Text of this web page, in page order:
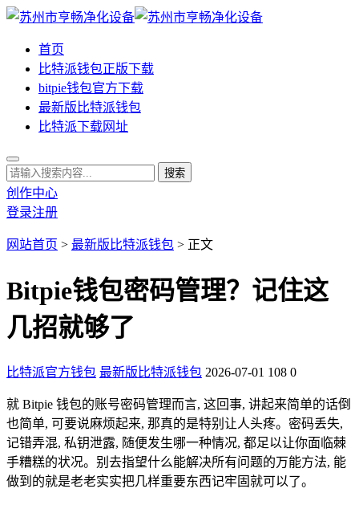
首页
比特派钱包正版下载
bitpie钱包官方下载
最新版比特派钱包
比特派下载网址
创作中心
登录注册
网站首页 > 最新版比特派钱包 > 正文
Bitpie钱包密码管理？记住这
几招就够了
比特派官方钱包 最新版比特派钱包 2026-07-01 108 0
就 Bitpie 钱包的账号密码管理而言, 这回事, 讲起来简单的话倒
也简单, 可要说麻烦起来, 那真的是特别让人头疼。密码丢失,
记错弄混, 私钥泄露, 随便发生哪一种情况, 都足以让你面临棘
手糟糕的状况。别去指望什么能解决所有问题的万能方法, 能
做到的就是老老实实把几样重要东西记牢固就可以了。